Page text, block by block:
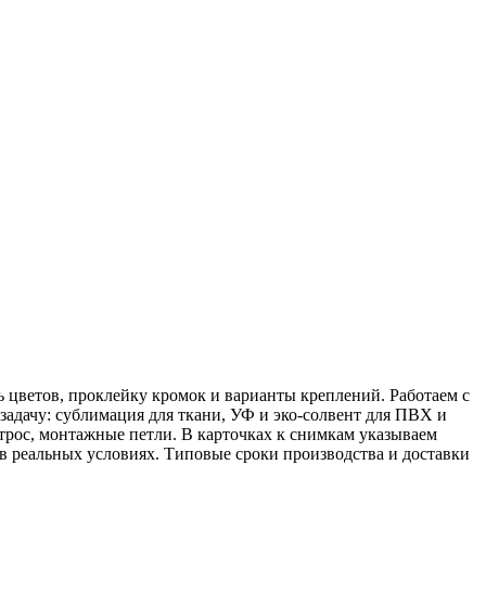
проклейку кромок и варианты креплений. Работаем с
сублимация для ткани, УФ и эко-солвент для ПВХ и
монтажные петли. В карточках к снимкам указываем
реальных условиях. Типовые сроки производства и доставки